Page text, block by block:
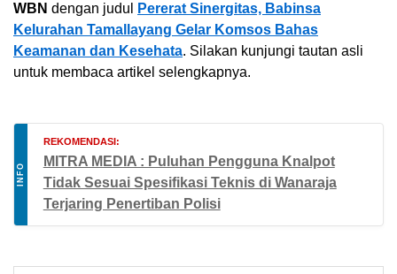
WBN dengan judul
Pererat Sinergitas, Babinsa
Kelurahan Tamallayang Gelar Komsos Bahas
Keamanan dan Kesehata. Silakan kunjungi tautan asli
untuk membaca artikel selengkapnya.
INFO
REKOMENDASI:
MITRA MEDIA : Puluhan Pengguna Knalpot
Tidak Sesuai Spesifikasi Teknis di Wanaraja
Terjaring Penertiban Polisi